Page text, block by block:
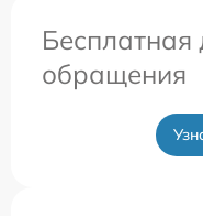
Бесплатная
обращения